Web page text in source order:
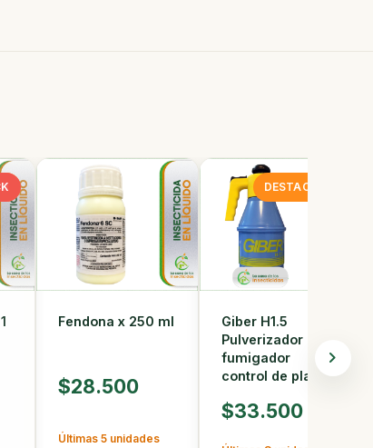
Fendona x 250 ml
$28.500
Últimas 5 unidades
DESTACADO
Giber H1.5
Pulverizador
fumigador
control de plagas
$33.500